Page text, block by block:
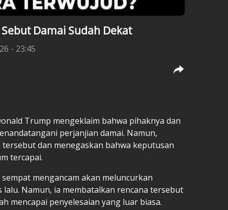
Damai Sudah Dekat
- 23:45
Trump mengeklaim bahwa pihaknya dan
perjanjian damai. Namun,
dan menegaskan bahwa keputusan
tercapai.
mengancam akan meluncurkan
Namun, ia membatalkan rencana tersebut
mencapai penyelesaian yang luar biasa.